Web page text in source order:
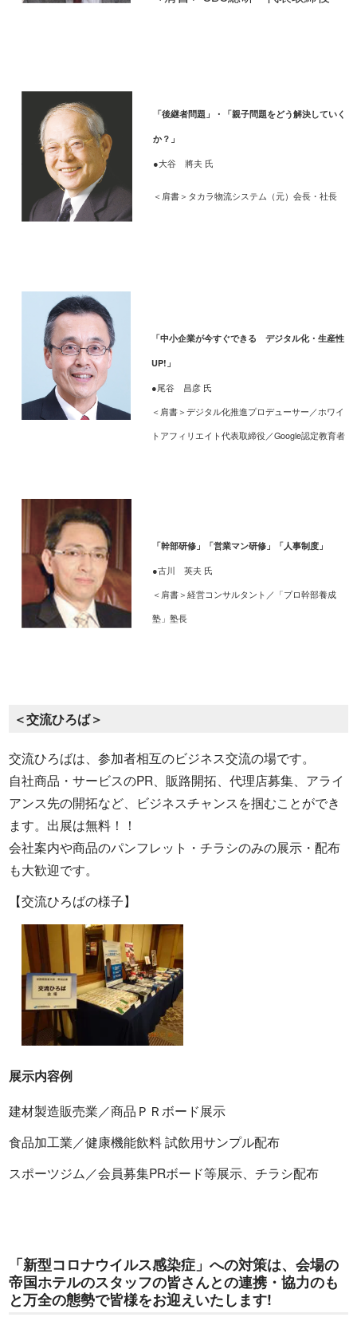
「後継者問題」・「親子問題をどう解決していく
か？」
●大谷 將夫 氏
＜肩書＞タカラ物流システム（元）会長・社長
「中小企業が今すぐできる デジタル化・生産性
UP!」
●尾谷 昌彦 氏
＜肩書＞デジタル化推進プロデューサー／ホワイ
トアフィリエイト代表取締役／Google認定教育者
「幹部研修」「営業マン研修」「人事制度」
●古川 英夫 氏
＜肩書＞経営コンサルタント／「プロ幹部養成
塾」塾長
＜交流ひろば＞
交流ひろばは、参加者相互のビジネス交流の場です。
自社商品・サービスのPR、販路開拓、代理店募集、アライ
アンス先の開拓など、ビジネスチャンスを掴むことができ
ます。出展は無料！！
会社案内や商品のパンフレット・チラシのみの展示・配布
も大歓迎です。
【交流ひろばの様子】
展示内容例
建材製造販売業／商品ＰＲボード展示
食品加工業／健康機能飲料 試飲用サンプル配布
スポーツジム／会員募集PRボード等展示、チラシ配布
「新型コロナウイルス感染症」への対策は、会場の
帝国ホテルのスタッフの皆さんとの連携・協力のも
と万全の態勢で皆様をお迎えいたします!